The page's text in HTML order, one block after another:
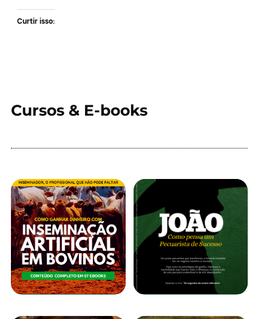
Curtir isso:
Cursos & E-books